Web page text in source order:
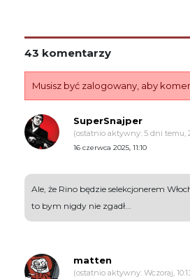
43 komentarzy
Musisz być zalogowany, aby
SuperSnajper
(ostatnio aktywny: 5 dni temu,
16 czerwca 2025, 11:10
Ale, że Rino będzie selekcjonerem
to bym nigdy nie zgadł...
matten
(ostatnio aktywny: Wczoraj,